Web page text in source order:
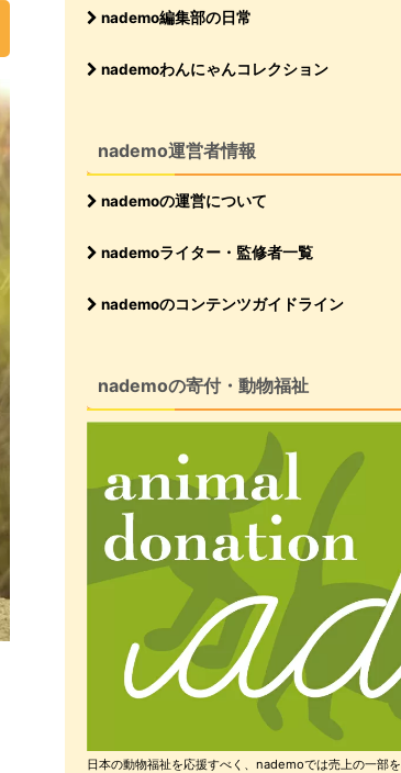
nademo編集部の日常
nademoわんにゃんコレクション
nademo運営者情報
nademoの運営について
nademoライター・監修者一覧
nademoのコンテンツガイドライン
nademoの寄付・動物福祉
日本の動物福祉を応援すべく、nademoでは売上の一部を